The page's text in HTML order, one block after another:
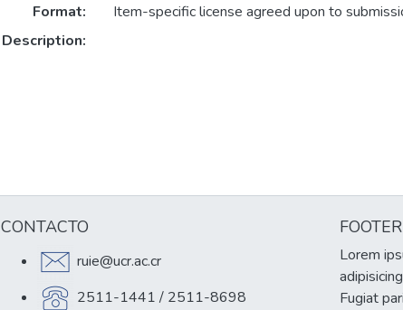
Format:
Item-specific license agreed upon to
Description:
CONTACTO
ruie@ucr.ac.cr
2511-1441 / 2511-8698
Lorem
Fugiat